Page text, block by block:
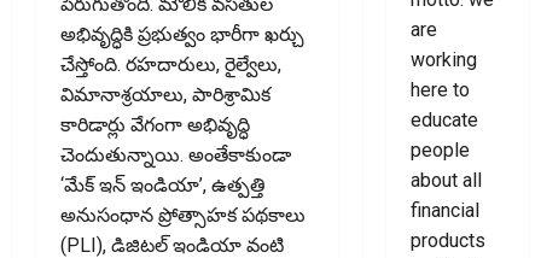
అభివృద్ధికి ప్రభుత్వం భారీగా ఖర్చు
చేస్తోంది. రహదారులు, రైల్వేలు,
విమానాశ్రయాలు, పారిశ్రామిక
కారిడార్లు వేగంగా అభివృద్ధి
చెందుతున్నాయి. అంతేకాకుండా
‘మేక్ ఇన్ ఇండియా’, ఉత్పత్తి
అనుసంధాన ప్రోత్సాహక పథకాలు
(PLI), డిజిటల్ ఇండియా వంటి
are
working
here to
educate
people
about all
financial
products